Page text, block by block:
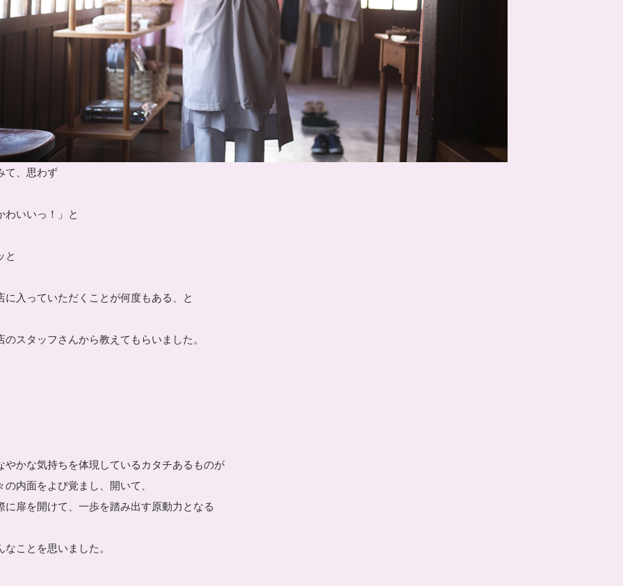
て、思わず
わいいっ！」と
と
に入っていただくことが何度もある、と
のスタッフさんから教えてもらいました。
やかな気持ちを体現しているカタチあるものが
の内面をよび覚まし、開いて、
に扉を開けて、一歩を踏み出す原動力となる
なことを思いました。